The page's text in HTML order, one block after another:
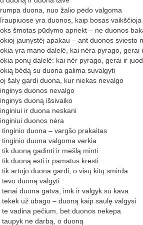
duona, nuo žalio pėdo valgoma
yra duonos, kaip bosas
šmotas pūdymo apriekt – ne duonos
jaunystėj apakau – ant duonos sviesto
yra mano dalelė, kai nėra pyrago, gerai
ponų dalelė: kai nėr pyrago, gerai ir
bėdą su duona galima suvalgyti
šaly gardi duona, kur niekas nevalgo
duonos nevalgo
duoną išsivaiko
ir duona neskani
duonos nėra
tinginio duona – vargšo prakaitas
tinginio duona valgoma verkia
tik duoną gadinti ir mėšlą minti
tik duoną ėsti ir pamatus krėsti
tik artojo duona gardi, o visų kitų smirda
tėvo duoną valgyti
tenai duona gatva, imk ir valgyk su kava
tekėk už ubago – duoną kaip saulę valgysi
te vadina pečium, bet duonos nekepa
taupyk ne darbą, o duoną